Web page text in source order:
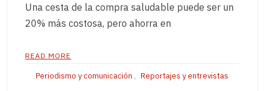
Una cesta de la compra saludable puede ser un
20% más costosa, pero ahorra en
READ MORE
Periodismo y comunicación , Reportajes y entrevistas